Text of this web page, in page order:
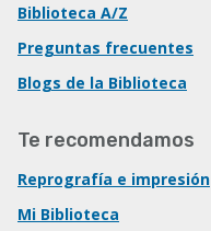
Biblioteca A/Z
Preguntas frecuentes
Blogs de la Biblioteca
Te recomendamos
Reprografía e impresión
Mi Biblioteca